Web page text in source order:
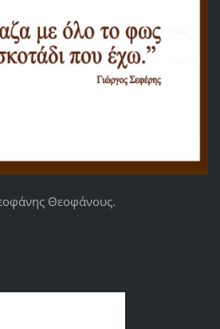
Θεοφάνους.